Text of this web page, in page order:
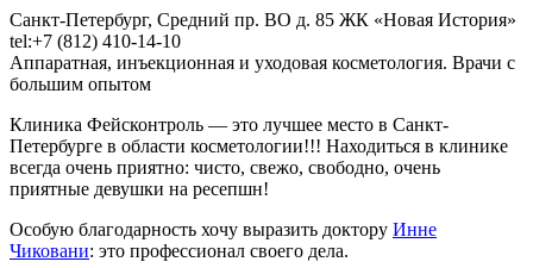
Санкт-Петербург, Средний пр. ВО д. 85 ЖК «Новая История»
tel:+7 (812) 410-14-10
Аппаратная, инъекционная и уходовая косметология. Врачи с
большим опытом
Клиника Фейсконтроль — это лучшее место в Санкт-
Петербурге в области косметологии!!! Находиться в клинике
всегда очень приятно: чисто, свежо, свободно, очень
приятные девушки на ресепшн!
Особую благодарность хочу выразить доктору Инне
Чиковани: это профессионал своего дела.